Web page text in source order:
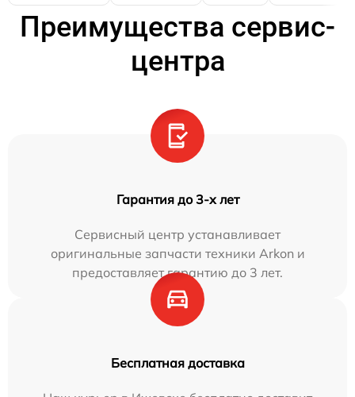
Преимущества сервис-
центра
Гарантия до 3-х лет
Сервисный центр устанавливает
оригинальные запчасти техники Arkon и
предоставляет гарантию до 3 лет.
Бесплатная доставка